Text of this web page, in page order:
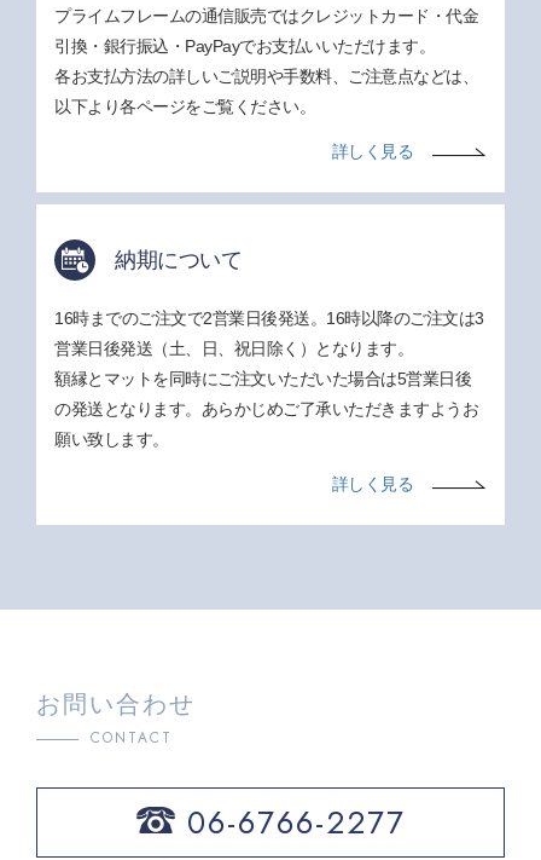
プライムフレームの通信販売ではクレジットカード・代金
引換・銀行振込・PayPayでお支払いいただけます。
各お支払方法の詳しいご説明や手数料、ご注意点などは、
以下より各ページをご覧ください。
詳しく見る
納期について
16時までのご注文で2営業日後発送。16時以降のご注文は3
営業日後発送（土、日、祝日除く）となります。
額縁とマットを同時にご注文いただいた場合は5営業日後
の発送となります。あらかじめご了承いただきますようお
願い致します。
詳しく見る
お問い合わせ
CONTACT
06-6766-2277